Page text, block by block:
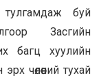
тулгамдаж буй
Засгийн
багц хуулийн
чөлөөний тухай